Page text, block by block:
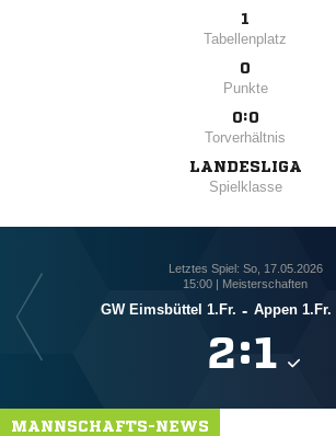
1
Tabellenplatz
0
Punkte
0:0
Torverhältnis
LANDESLIGA
Spielklasse
Letztes Spiel: So, 17.05.2026
15:00 | Meisterschaften
GW Eimsbüttel 1.Fr. - Appen 1.Fr.
:
MANNSCHAFTS-NEWS